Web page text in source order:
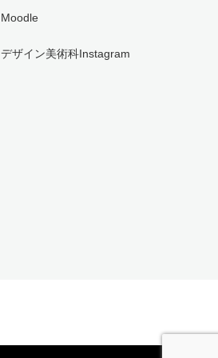
Moodle
デザイン美術科Instagram